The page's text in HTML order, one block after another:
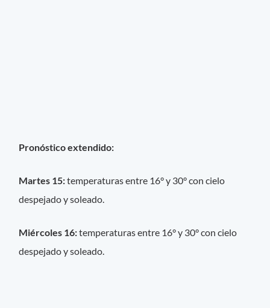
Pronóstico extendido:
Martes 15:temperaturas entre 16° y 30° con cielo
despejado y soleado.
Miércoles 16:temperaturas entre 16° y 30° con cielo
despejado y soleado.